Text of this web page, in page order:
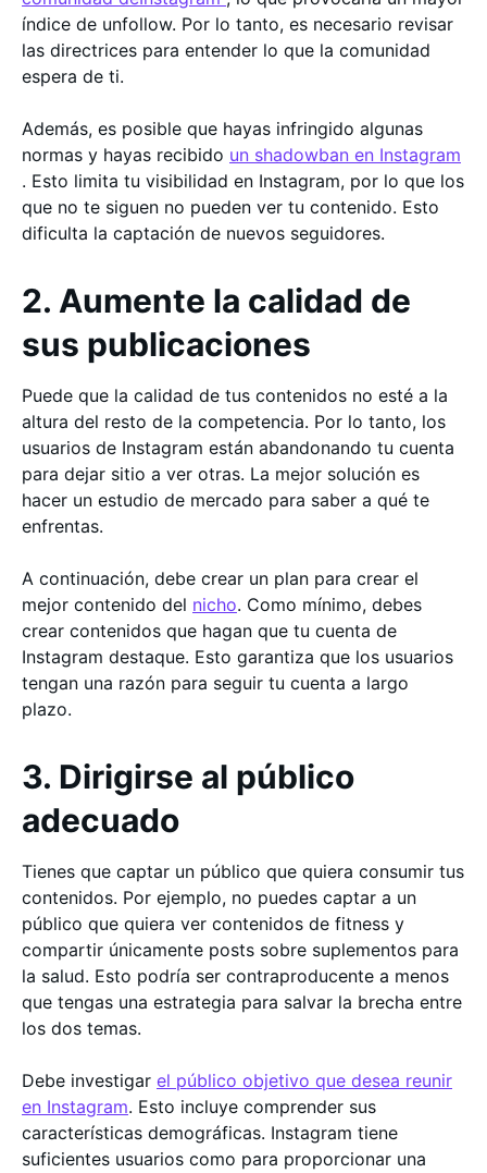
índice de unfollow. Por lo tanto, es necesario revisar
las directrices para entender lo que la comunidad
espera de ti.
Además, es posible que hayas infringido algunas
normas y hayas recibido un shadowban en Instagram
. Esto limita tu visibilidad en Instagram, por lo que los
que no te siguen no pueden ver tu contenido. Esto
dificulta la captación de nuevos seguidores.
2. Aumente la calidad de
sus publicaciones
Puede que la calidad de tus contenidos no esté a la
altura del resto de la competencia. Por lo tanto, los
usuarios de Instagram están abandonando tu cuenta
para dejar sitio a ver otras. La mejor solución es
hacer un estudio de mercado para saber a qué te
enfrentas.
A continuación, debe crear un plan para crear el
mejor contenido del nicho. Como mínimo, debes
crear contenidos que hagan que tu cuenta de
Instagram destaque. Esto garantiza que los usuarios
tengan una razón para seguir tu cuenta a largo
plazo.
3. Dirigirse al público
adecuado
Tienes que captar un público que quiera consumir tus
contenidos. Por ejemplo, no puedes captar a un
público que quiera ver contenidos de fitness y
compartir únicamente posts sobre suplementos para
la salud. Esto podría ser contraproducente a menos
que tengas una estrategia para salvar la brecha entre
los dos temas.
Debe investigar el público objetivo que desea reunir
en Instagram. Esto incluye comprender sus
características demográficas. Instagram tiene
suficientes usuarios como para proporcionar una